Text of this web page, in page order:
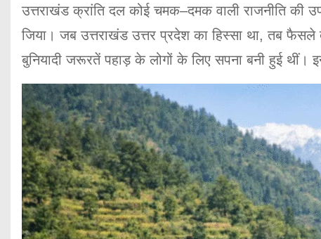
उत्तराखंड क्रांति दल कोई चमक–दमक वाली राजनीति
जिया। जब उत्तराखंड उत्तर प्रदेश का हिस्सा था, तब
बुनियादी जरूरतें पहाड़ के लोगों के लिए सपना बनी हुई थीं।